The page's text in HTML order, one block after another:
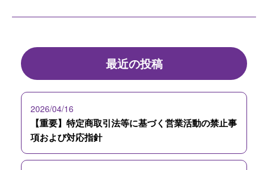
最近の投稿
2026/04/16
【重要】特定商取引法等に基づく営業活動の禁止事
項および対応指針